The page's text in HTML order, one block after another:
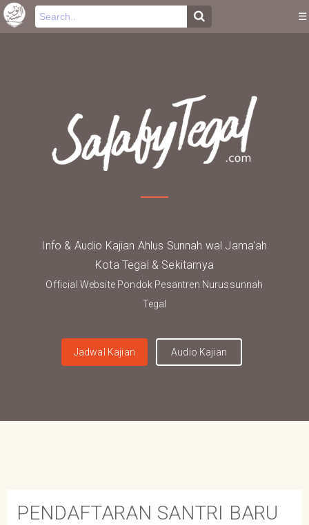
-->
☰
Info & Audio Kajian Ahlus Sunnah wal Jama'ah
Kota Tegal & Sekitarnya
Official Website Pondok Pesantren Nurussunnah
Tegal
Jadwal Kajian Audio Kajian
PENDAFTARAN SANTRI BARU